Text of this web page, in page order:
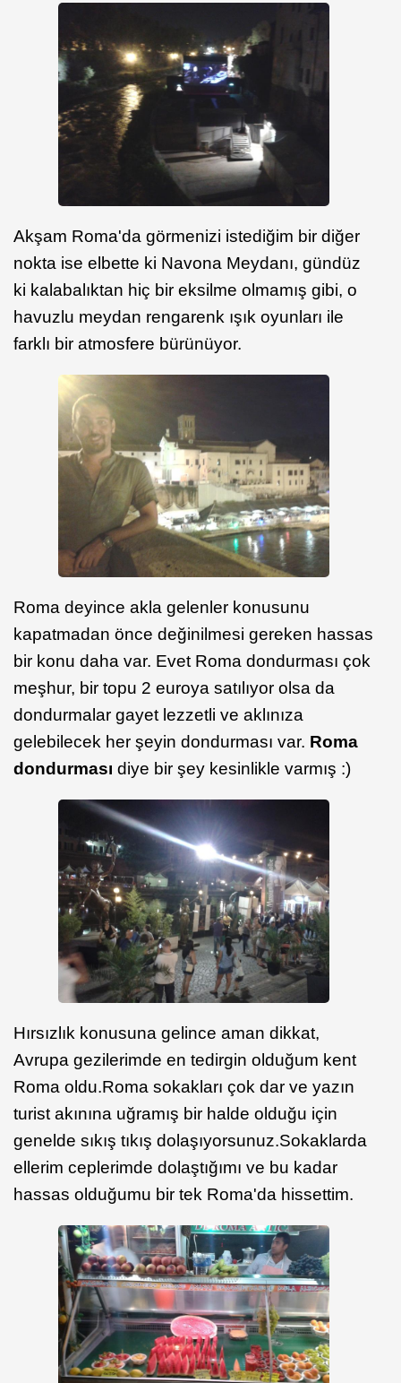
Akşam Roma'da görmenizi istediğim bir diğer
nokta ise elbette ki Navona Meydanı, gündüz
ki kalabalıktan hiç bir eksilme olmamış gibi, o
havuzlu meydan rengarenk ışık oyunları ile
farklı bir atmosfere bürünüyor.
Roma deyince akla gelenler konusunu
kapatmadan önce değinilmesi gereken hassas
bir konu daha var. Evet Roma dondurması çok
meşhur, bir topu 2 euroya satılıyor olsa da
dondurmalar gayet lezzetli ve aklınıza
gelebilecek her şeyin dondurması var. Roma
dondurması diye bir şey kesinlikle varmış :)
Hırsızlık konusuna gelince aman dikkat,
Avrupa gezilerimde en tedirgin olduğum kent
Roma oldu.Roma sokakları çok dar ve yazın
turist akınına uğramış bir halde olduğu için
genelde sıkış tıkış dolaşıyorsunuz.Sokaklarda
ellerim ceplerimde dolaştığımı ve bu kadar
hassas olduğumu bir tek Roma'da hissettim.